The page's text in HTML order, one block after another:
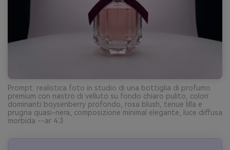
Prompt: realistica foto in studio di una bottiglia di profumo
premium con nastro di velluto su fondo chiaro pulito, colori
dominanti boysenberry profondo, rosa blush, tenue lilla e
prugna quasi-nera, composizione minimal elegante, luce diffusa
morbida --ar 4:3